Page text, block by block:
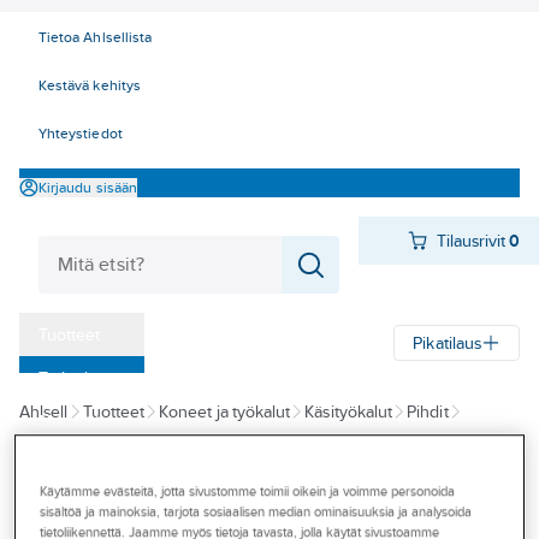
Tietoa Ahlsellista
Kestävä kehitys
Yhteystiedot
Kirjaudu sisään
Tilausrivit 0
‎Tarjoukset
Myymälät
Konseptit
Pikatilaus
Ahlsell Tuotteet Koneet ja työkalut Käsityökalut
Pihdit
Leikkurit
Sivuleikkurit
KNIPEX
Sivuleikkurit
Käytämme evästeitä, jotta sivustomme toimii oikein ja voimme personoida
sisältöä ja mainoksia, tarjota sosiaalisen median ominaisuuksia ja analysoida
tietoliikennettä. Jaamme myös tietoja tavasta, jolla käytät sivustoamme